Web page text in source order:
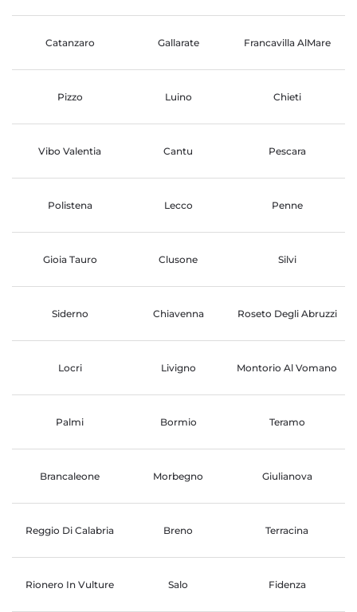
Catanzaro Gallarate Francavilla AlMare
Pizzo Luino Chieti
Vibo Valentia Cantu Pescara
Polistena Lecco Penne
Gioia Tauro Clusone Silvi
Siderno Chiavenna Roseto Degli Abruzzi
Locri Livigno Montorio Al Vomano
Palmi Bormio Teramo
Brancaleone Morbegno Giulianova
Reggio Di Calabria Breno Terracina
Rionero In Vulture Salo Fidenza